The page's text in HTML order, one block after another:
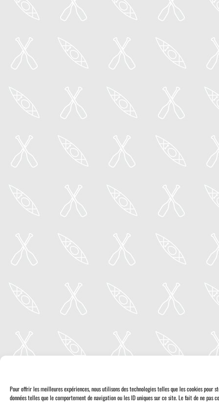
Pour offrir les meilleures expériences, nous utilisons des technologies telles que les cookies
données telles que le comportement de navigation ou les ID uniques sur ce site. Le fait de ne